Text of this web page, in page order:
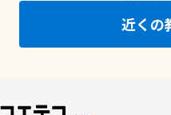
近くの